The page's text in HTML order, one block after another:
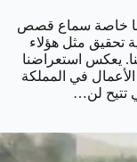
خاصة سماع قصص
تحقيق مثل هؤلاء
يعكس استعراضنا
في المملكة
تتيح لن…